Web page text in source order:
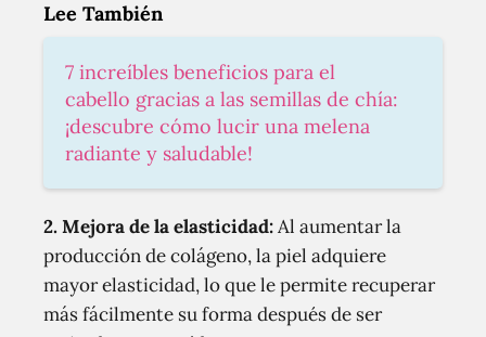
Lee También
7 increíbles beneficios para el
cabello gracias a las semillas de chía:
¡descubre cómo lucir una melena
radiante y saludable!
2. Mejora de la elasticidad:Al aumentar la
producción de colágeno, la piel adquiere
mayor elasticidad, lo que le permite recuperar
más fácilmente su forma después de ser